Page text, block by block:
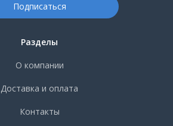
Разделы
О компании
Доставка и оплата
Контакты